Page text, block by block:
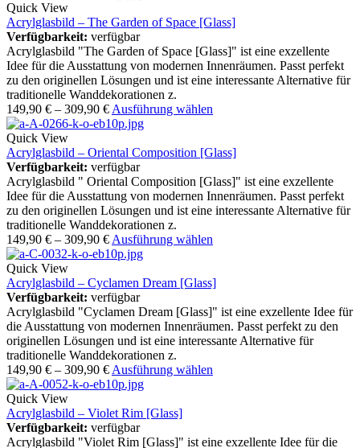
Quick View
Acrylglasbild – The Garden of Space [Glass]
Verfügbarkeit: verfügbar
Acrylglasbild "The Garden of Space [Glass]" ist eine exzellente
Idee für die Ausstattung von modernen Innenräumen. Passt perfekt
zu den originellen Lösungen und ist eine interessante Alternative für
traditionelle Wanddekorationen z.
149,90 € – 309,90 € Ausführung wählen
Quick View
Acrylglasbild – Oriental Composition [Glass]
Verfügbarkeit: verfügbar
Acrylglasbild " Oriental Composition [Glass]" ist eine exzellente
Idee für die Ausstattung von modernen Innenräumen. Passt perfekt
zu den originellen Lösungen und ist eine interessante Alternative für
traditionelle Wanddekorationen z.
149,90 € – 309,90 € Ausführung wählen
Quick View
Acrylglasbild – Cyclamen Dream [Glass]
Verfügbarkeit: verfügbar
Acrylglasbild "Cyclamen Dream [Glass]" ist eine exzellente Idee für
die Ausstattung von modernen Innenräumen. Passt perfekt zu den
originellen Lösungen und ist eine interessante Alternative für
traditionelle Wanddekorationen z.
149,90 € – 309,90 € Ausführung wählen
Quick View
Acrylglasbild – Violet Rim [Glass]
Verfügbarkeit: verfügbar
Acrylglasbild "Violet Rim [Glass]" ist eine exzellente Idee für die